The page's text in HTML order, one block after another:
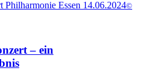
©
– ein